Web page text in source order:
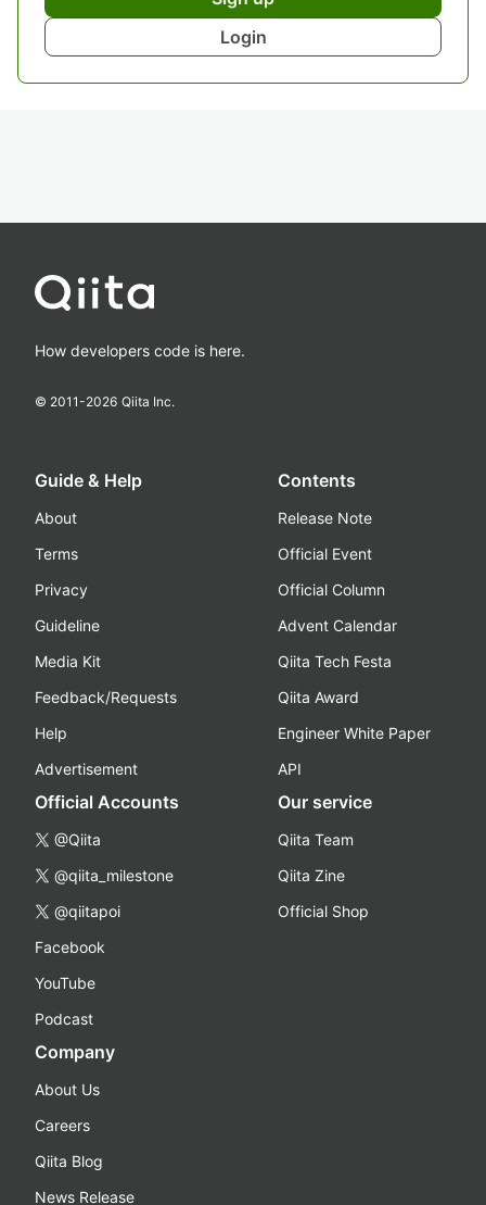
Login
How developers code is here.
© 2011-2026 Qiita Inc.
Guide & Help
About
Terms
Privacy
Guideline
Media Kit
Feedback/Requests
Help
Advertisement
Contents
Release Note
Official Event
Official Column
Advent Calendar
Qiita Tech Festa
Qiita Award
Engineer White Paper
API
Official Accounts
@Qiita
@qiita_milestone
@qiitapoi
Facebook
YouTube
Podcast
Our service
Qiita Team
Qiita Zine
Official Shop
Company
About Us
Careers
Qiita Blog
News Release